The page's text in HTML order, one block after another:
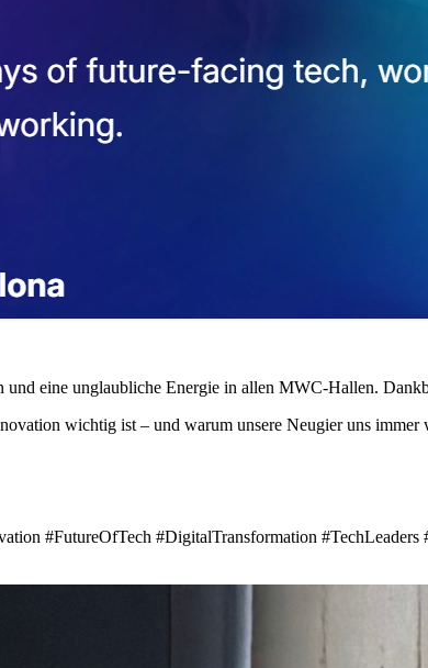
eine unglaubliche Energie in allen MWC-Hallen.
wichtig ist – und warum unsere Neugier uns immer
#FutureOfTech #DigitalTransformation